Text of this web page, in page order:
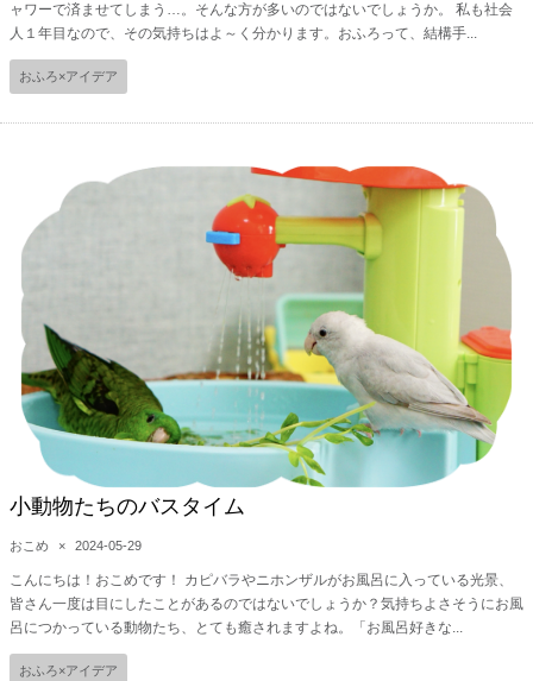
ャワーで済ませてしまう…。そんな方が多いのではないでしょうか。 私も社会
人１年目なので、その気持ちはよ～く分かります。おふろって、結構手...
おふろ×アイデア
小動物たちのバスタイム
おこめ × 2024-05-29
こんにちは！おこめです！ カピバラやニホンザルがお風呂に入っている光景、
皆さん一度は目にしたことがあるのではないでしょうか？気持ちよさそうにお風
呂につかっている動物たち、とても癒されますよね。「お風呂好きな...
おふろ×アイデア